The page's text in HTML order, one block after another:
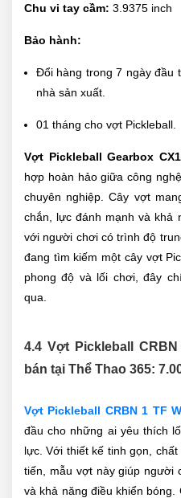
Chu vi tay cầm: 3.9375 inch
Bảo hành:
Đổi hàng trong 7 ngày đầu
nhà sản xuất.
01 tháng cho vợt Pickleball.
Vợt Pickleball Gearbox
hợp hoàn hảo giữa công
chuyên nghiệp. Cây vợt
chắn, lực đánh mạnh và khả
với người chơi có trình độ
đang tìm kiếm một cây vợt
phong độ và lối chơi, đây
qua.
4.4 Vợt Pickleball
bán tại Thể Thao 365:
Vợt Pickleball CRBN 1 TF
đầu cho những ai yêu thích
lực. Với thiết kế tinh gọn,
tiến, mẫu vợt này giúp người
và khả năng điều khiển bóng.